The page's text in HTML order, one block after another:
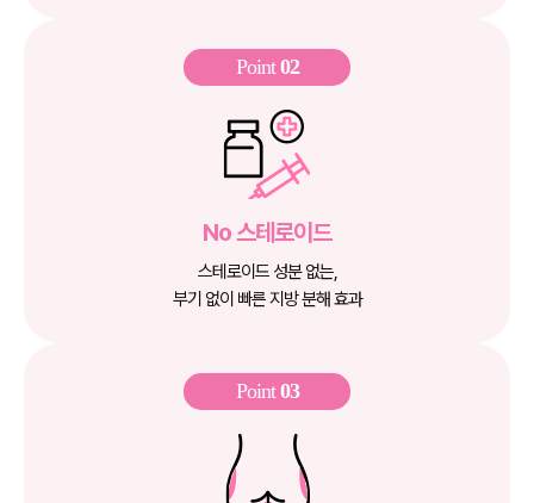
Point02
No 스테로이드
스테로이드 성분 없는,
부기 없이 빠른 지방 분해 효과
Point03